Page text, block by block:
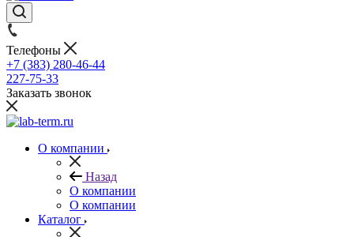
Телефоны
+7 (383) 280-46-44
227-75-33
Заказать звонок
О компании
Назад
О компании
О компании
Каталог